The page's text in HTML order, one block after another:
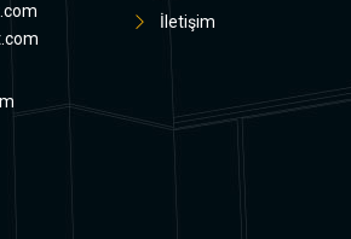
İletişim